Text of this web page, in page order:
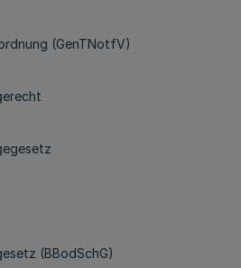
(GenTNotfV)
(BBodSchG)